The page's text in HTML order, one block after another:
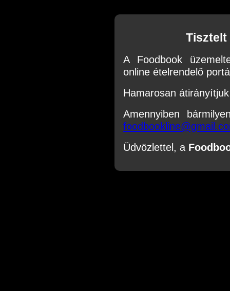
Tisztelt
A Foodbook
online ételrendelő
Hamarosan
Amennyiben
Üdvözlettel, a